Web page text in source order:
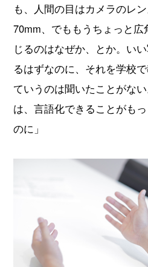
も、人間の目はカメラのレ
70mm、でももうちょっと
じるのはなぜか、とか。い
るはずなのに、それを学校
ていうのは聞いたことがな
は、言語化できることがも
のに」